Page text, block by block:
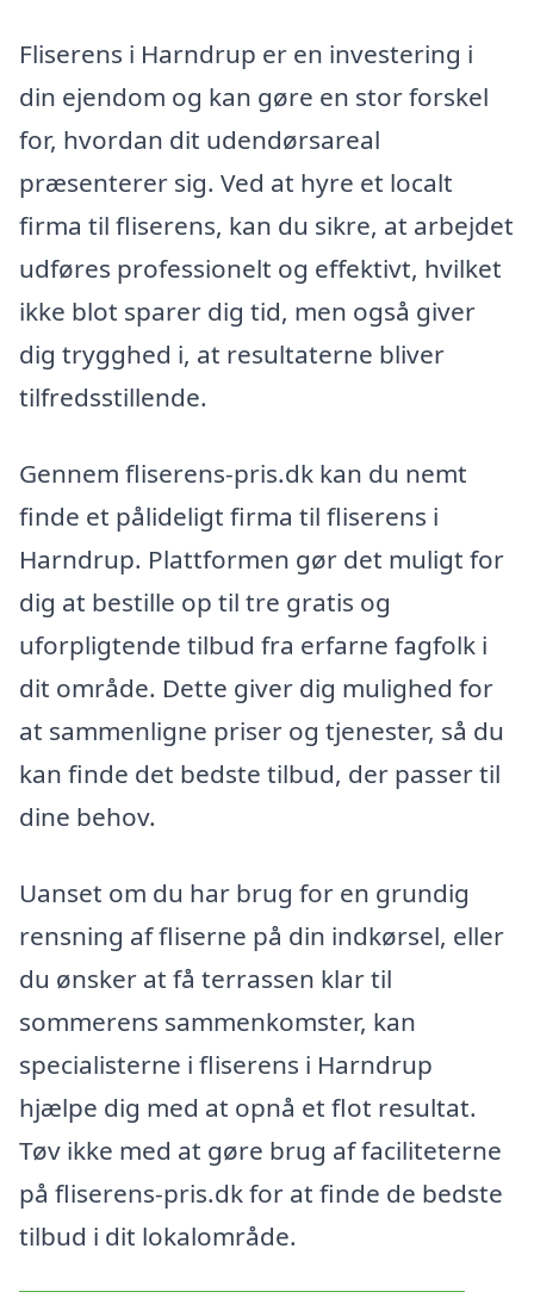
Fliserens i Harndrup er en investering i
din ejendom og kan gøre en stor forskel
for, hvordan dit udendørsareal
præsenterer sig. Ved at hyre et localt
firma til fliserens, kan du sikre, at arbejdet
udføres professionelt og effektivt, hvilket
ikke blot sparer dig tid, men også giver
dig trygghed i, at resultaterne bliver
tilfredsstillende.
Gennem fliserens-pris.dk kan du nemt
finde et pålideligt firma til fliserens i
Harndrup. Plattformen gør det muligt for
dig at bestille op til tre gratis og
uforpligtende tilbud fra erfarne fagfolk i
dit område. Dette giver dig mulighed for
at sammenligne priser og tjenester, så du
kan finde det bedste tilbud, der passer til
dine behov.
Uanset om du har brug for en grundig
rensning af fliserne på din indkørsel, eller
du ønsker at få terrassen klar til
sommerens sammenkomster, kan
specialisterne i fliserens i Harndrup
hjælpe dig med at opnå et flot resultat.
Tøv ikke med at gøre brug af faciliteterne
på fliserens-pris.dk for at finde de bedste
tilbud i dit lokalområde.